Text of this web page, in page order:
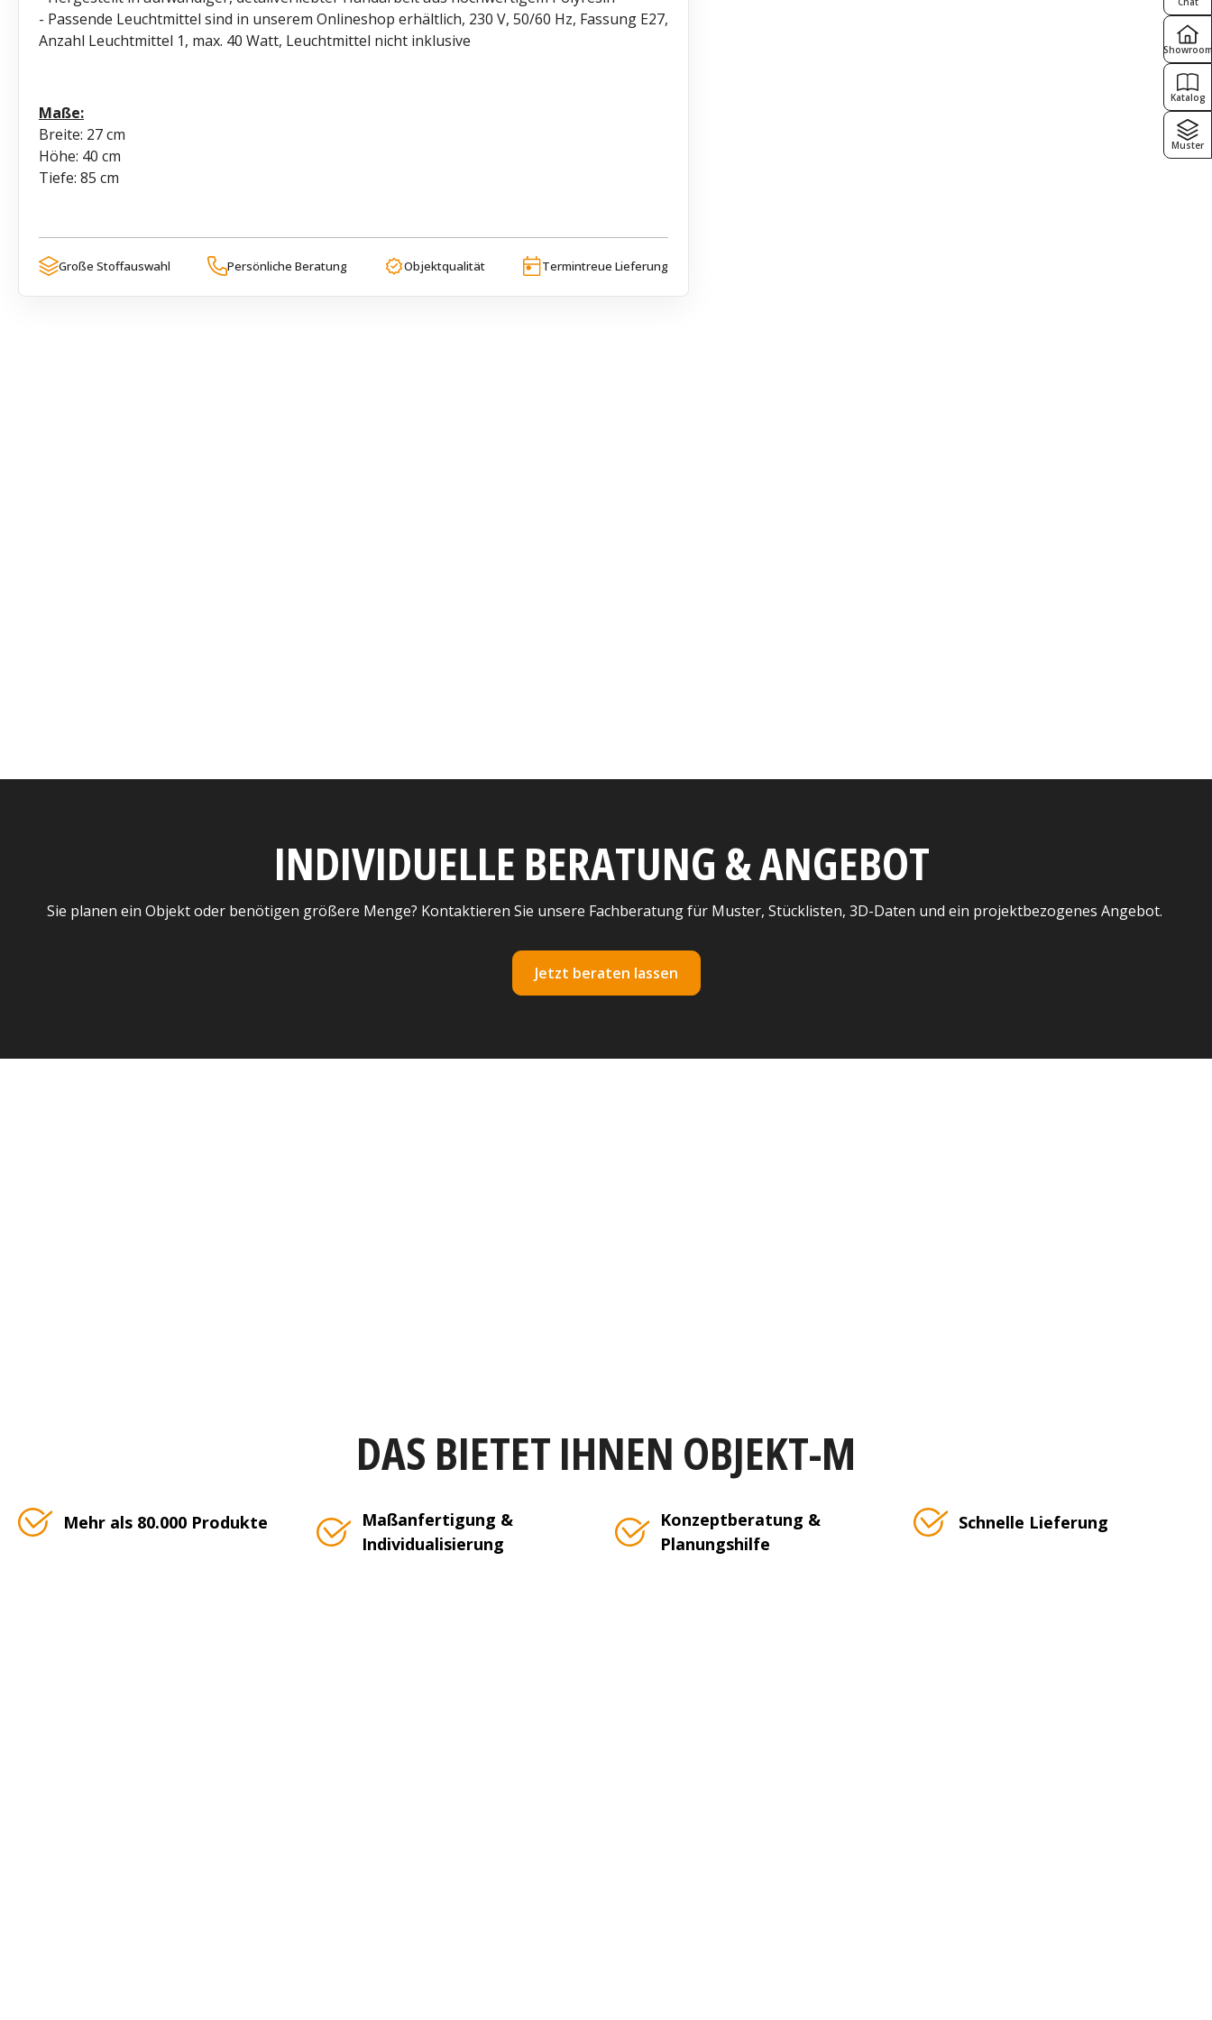
- Passende Leuchtmittel sind in unserem Onlineshop erhältlich, 230 V, 50/60 Hz, Fassung E27,
Anzahl Leuchtmittel 1, max. 40 Watt, Leuchtmittel nicht inklusive
Maße:
Breite: 27 cm
Höhe: 40 cm
Tiefe: 85 cm
Große Stoffauswahl Persönliche Beratung Objektqualität Termintreue Lieferung
INDIVIDUELLE BERATUNG & ANGEBOT
Sie planen ein Objekt oder benötigen größere Menge? Kontaktieren Sie unsere Fachberatung für Muster, Stücklisten, 3D-Daten und ein projektbezogenes Angebot.
Jetzt beraten lassen
DAS BIETET IHNEN OBJEKT-M
Mehr als 80.000 Produkte
Maßanfertigung &
Individualisierung
Konzeptberatung &
Planungshilfe
Schnelle Lieferung
Showroom
Katalog
Muster